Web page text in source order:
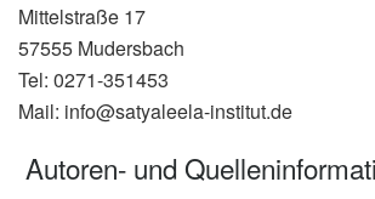
Mittelstraße 17
57555 Mudersbach
Tel: 0271-351453
Mail: info@satyaleela-institut.de
Autoren- und